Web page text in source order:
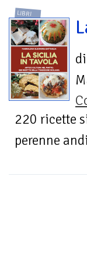
LIBRI
di
220 ricette
perenne